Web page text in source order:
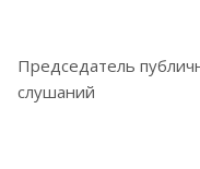
Председатель